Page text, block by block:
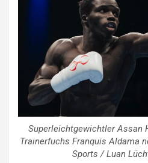
Superleichtgewichtler Assan
Trainerfuchs Franquis Aldama
Sports / Luan